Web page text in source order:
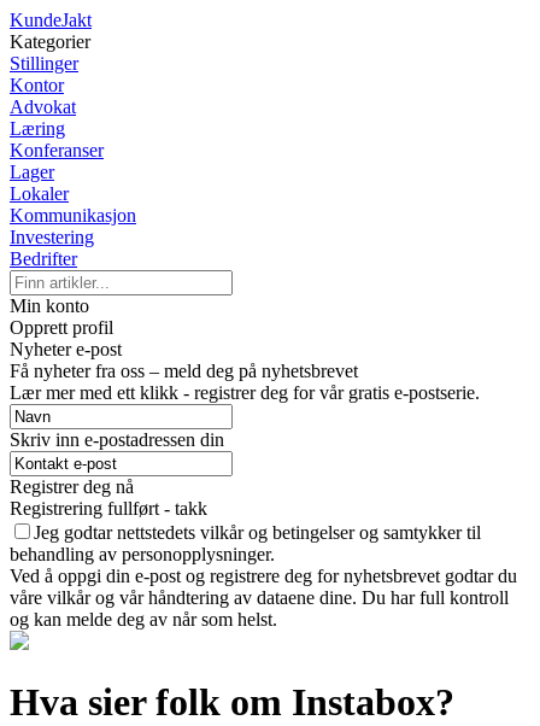
KundeJakt
Kategorier
Stillinger
Kontor
Advokat
Læring
Konferanser
Lager
Lokaler
Kommunikasjon
Investering
Bedrifter
Min konto
Opprett profil
Nyheter e-post
Få nyheter fra oss – meld deg på nyhetsbrevet
Lær mer med ett klikk - registrer deg for vår gratis e-postserie.
Skriv inn e-postadressen din
Registrer deg nå
Registrering fullført - takk
Jeg godtar nettstedets vilkår og betingelser og samtykker til
behandling av personopplysninger.
Ved å oppgi din e-post og registrere deg for nyhetsbrevet godtar du
våre vilkår og vår håndtering av dataene dine. Du har full kontroll
og kan melde deg av når som helst.
Hva sier folk om Instabox?